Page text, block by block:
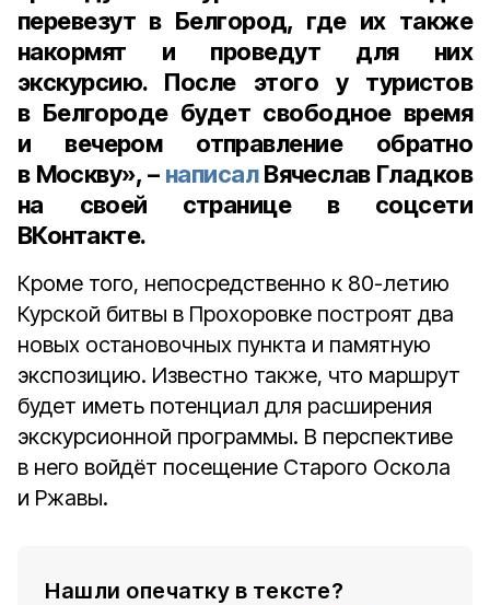
перевезут в Белгород, где их также
накормят и проведут для них
экскурсию. После этого у туристов
в Белгороде будет свободное время
и вечером отправление обратно
в Москву», – написалВячеслав Гладков
на своей странице в соцсети
ВКонтакте.
Кроме того, непосредственно к 80-летию
Курской битвы в Прохоровке построят два
новых остановочных пункта и памятную
экспозицию. Известно также, что маршрут
будет иметь потенциал для расширения
экскурсионной программы. В перспективе
в него войдёт посещение Старого Оскола
и Ржавы.
Нашли опечатку в тексте?